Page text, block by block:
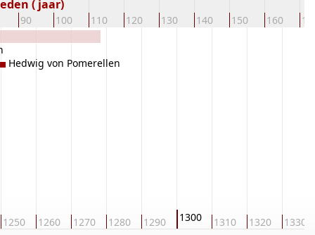
90 100 110 120 130 140 150 160
( jaar)
1250 1260 1270 1280 1290 1300 1310 1320 1330
Hedwig von Pomerellen